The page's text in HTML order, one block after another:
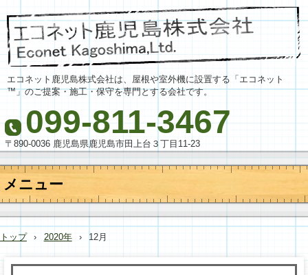
エコネット鹿児島株式会社は、屋根や室外機に設置する「エコネット
™」のご提案・施工・保守を専門とする会社です。
099-811-3467
〒890-0036 鹿児島県鹿児島市田上台３丁目11-23
メニュー
コ
テ
ン
へ
トップ › 2020年 › 12月